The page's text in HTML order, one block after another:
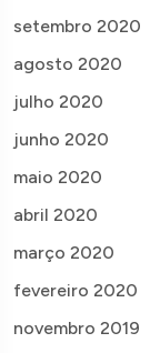
setembro 2020
agosto 2020
julho 2020
junho 2020
maio 2020
abril 2020
março 2020
fevereiro 2020
novembro 2019